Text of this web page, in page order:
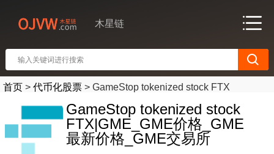
木星链
首页 > 代币化股票 > GameStop tokenized stock FTX
GameStop tokenized stock
FTX|GME_GME价格_GME
最新价格_GME交易所